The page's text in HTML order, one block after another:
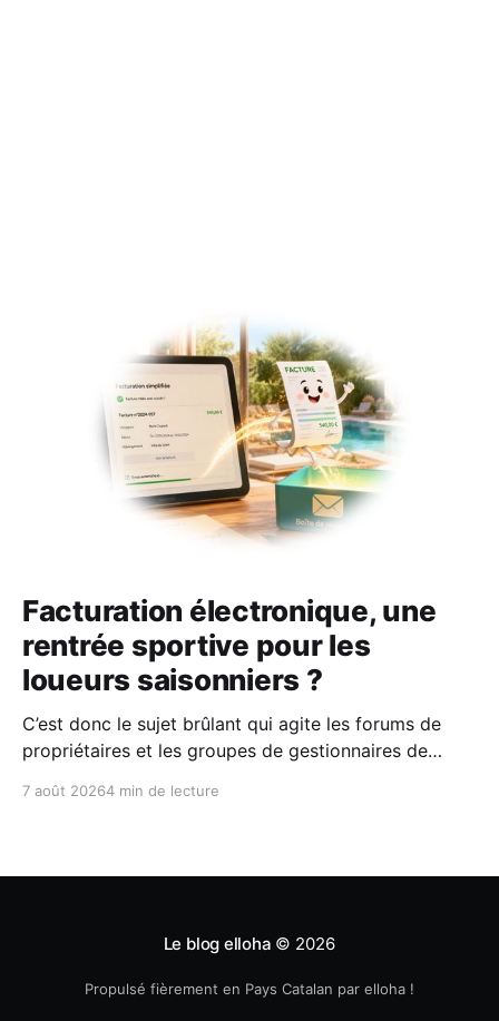
Facturation électronique, une
rentrée sportive pour les
loueurs saisonniers ?
C’est donc le sujet brûlant qui agite les forums de
propriétaires et les groupes de gestionnaires de
7 août 20264 min de lecture
Le blog elloha © 2026
Propulsé fièrement en Pays Catalan par elloha !